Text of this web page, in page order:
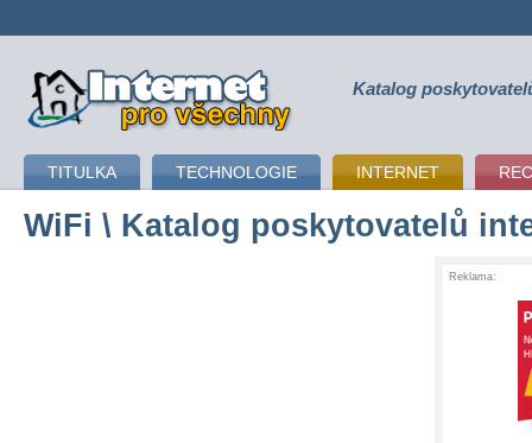
připojení k internetu Katalog
TITULKA TECHNOLOGIE INTERNET
WiFi \ Katalog poskytovatelů
Reklama: